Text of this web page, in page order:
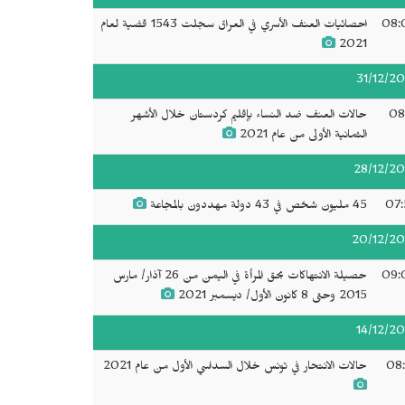
احصائيات العنف الأسري في العراق سجلت 1543 قضية لعام
2021
31/12/
حالات العنف ضد النساء بإقليم كردستان خلال الأشهر
الثمانية الأولى من عام 2021
28/12/
45 مليون شخص في 43 دولة مهددون بالمجاعة
20/12/
حصيلة الانتهاكات بحق المرأة في اليمن من 26 آذار/ مارس
2015 وحتى 8 كانون الأول/ ديسمبر 2021
14/12/
حالات الانتحار في تونس خلال السداسي الأول من عام 2021